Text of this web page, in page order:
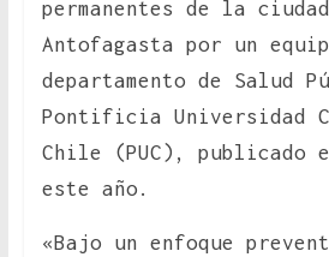
permanentes de la
Antofagasta por un
departamento de Salud
Pontificia Universidad
Chile (PUC), publicado
este año.
«Bajo un enfoque